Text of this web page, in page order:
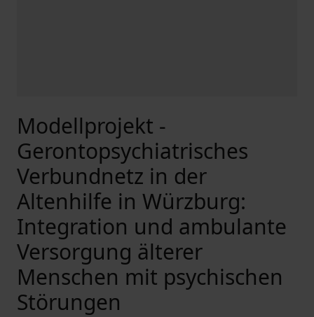
Modellprojekt -
Gerontopsychiatrisches
Verbundnetz in der
Altenhilfe in Würzburg:
Integration und ambulante
Versorgung älterer
Menschen mit psychischen
Störungen